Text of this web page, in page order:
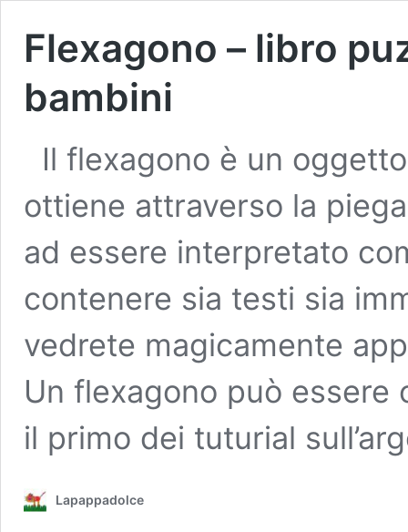
Flexagono – libro
bambini
Il flexagono è un
ottiene attraverso la
ad essere interpretato
contenere sia testi sia
vedrete magicamente
Un flexagono può
il primo dei tuturial
Lapappadolce